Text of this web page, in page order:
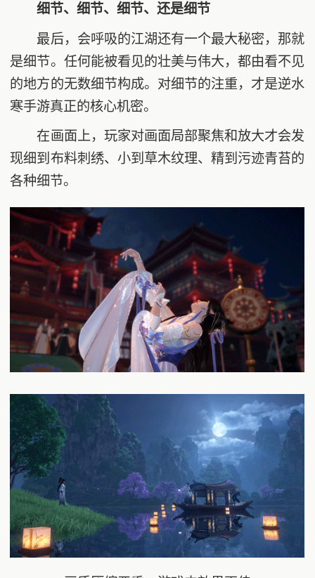
细节、细节、细节、还是细节
最后，会呼吸的江湖还有一个最大秘密，那就
是细节。任何能被看见的壮美与伟大，都由看不见
的地方的无数细节构成。对细节的注重，才是逆水
寒手游真正的核心机密。
在画面上，玩家对画面局部聚焦和放大才会发
现细到布料刺绣、小到草木纹理、精到污迹青苔的
各种细节。